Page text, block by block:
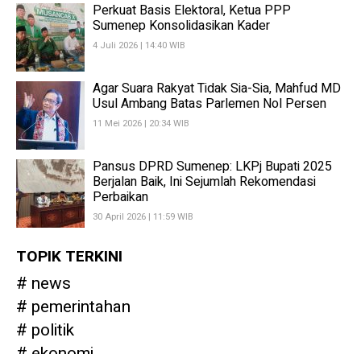
Perkuat Basis Elektoral, Ketua PPP
Sumenep Konsolidasikan Kader
4 Juli 2026 | 14:40 WIB
Agar Suara Rakyat Tidak Sia-Sia, Mahfud MD
Usul Ambang Batas Parlemen Nol Persen
11 Mei 2026 | 20:34 WIB
Pansus DPRD Sumenep: LKPj Bupati 2025
Berjalan Baik, Ini Sejumlah Rekomendasi
Perbaikan
30 April 2026 | 11:59 WIB
TOPIK TERKINI
news
pemerintahan
politik